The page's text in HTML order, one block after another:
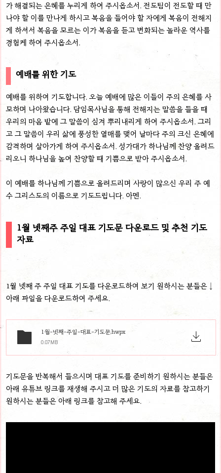
가 해결되는 은혜를 누리게 하여 주시옵소서. 전도팀이 전도할 때 만
나야 할 이를 만나게 하시고 복음을 들어야 할 자에게 복음이 전해지
게 하셔서 복음을 모르는 이가 복음을 듣고 변화되는 놀라운 역사를
경험케 하여 주시옵소서.
예배를 위한 기도
예배를 위하여 기도합니다. 오늘 예배에 많은 이들이 주의 은혜를 사
모하며 나아왔습니다. 담임목사님을 통해 전해지는 말씀을 들을 때
우리의 마음 밭에 그 말씀이 심겨 뿌리내리게 하여 주시옵소서. 그리
고 그 말씀이 우리 삶에 풍성한 열매를 맺어 날마다 주의 크신 은혜에
감격하며 살아가게 하여 주시옵소서. 성가대가 하나님께 찬양 올려드
리오니 하나님을 높여 찬양할 때 기쁨으로 받아 주시옵소서.
이 예배를 하나님께 기쁨으로 올려드리며 사랑이 많으신 우리 주 예
수 그리스도의 이름으로 기도드립니다. 아멘.
1월 넷째주 주일 대표 기도문 다운로드 및 추천 기도
자료
1월 넷째 주 주일 대표 기도를 다운로드하여 보기 원하시는 분들은 ↓
아래 파일을 다운로드하여 주세요.
1월-넷째-주일-대표-기도문.hwpx
0.07MB
기도문을 반복해서 들으시며 대표 기도를 준비하기 원하시는 분들은
아래 유튜브 링크를 재생해 주시고 더 많은 기도의 자료를 참고하기
원하시는 분들은 아래 링크를 참고해 주세요.